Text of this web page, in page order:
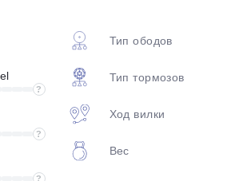
?
?
?
Тип ободов
Тип тормозов
Ход вилки
Весраз в 2 недели